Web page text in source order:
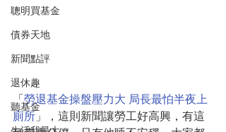
聰明買基金
債券天地
新聞點評
退休趣
聽基金
「勞退基金操盤壓力大 局長最怕半夜上
廁所」，這則新聞讓勞工好高興，有這